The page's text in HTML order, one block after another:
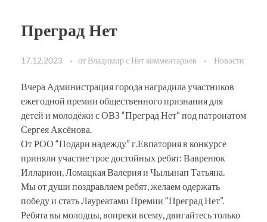
Преград Нет
17.12.2023 от Владимирс Нет комментариев Новости
Вчера Администрация города наградила участников
ежегодной премии общественного признания для
детей и молодёжи с ОВЗ “Преград Нет” под патронатом
Сергея Аксёнова.
От РОО “Подари надежду” г.Евпатория в конкурсе
приняли участие трое достойных ребят: Вавренюк
Илларион, Ломацкая Валерия и Чылынап Татьяна.
Мы от души поздравляем ребят, желаем одержать
победу и стать Лауреатами Премии “Преград Нет”.
Ребята вы молодцы, вопреки всему, двигайтесь только